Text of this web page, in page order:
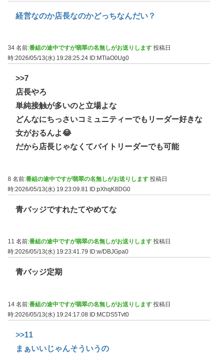
経営なのか店長なのかどっちなんだい？
34 名前:番組の途中ですが翡翠の名無しがお送りします 投稿日
時:2026/05/13(水) 19:28:25.24 ID:MTlaO0Ug0
>>7
店長やろ
単純接触が多いのと立場よな
どんなにちっさいコミュニティーでもリーダー好きな
女がおるんよ😂
だから店長じゃなくてバイトリーダーでも可能
8 名前:番組の途中ですが翡翠の名無しがお送りします 投稿日
時:2026/05/13(水) 19:23:09.81 ID:pXhqK8DG0
青バッジですれたてやめてな
11 名前:番組の途中ですが翡翠の名無しがお送りします 投稿日
時:2026/05/13(水) 19:23:41.79
ID:w/DBJGpa0
青バッジ定期
14 名前:番組の途中ですが翡翠の名無しがお送りします 投稿日
時:2026/05/13(水) 19:24:17.08 ID:MCDS5Tvt0
>>11
まぁいいじゃんそういうの